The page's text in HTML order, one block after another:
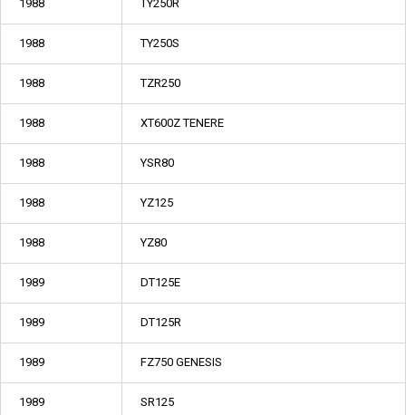
1988 TY250R
1988 TY250S
1988 TZR250
1988 XT600Z TENERE
1988 YSR80
1988 YZ125
1988 YZ80
1989 DT125E
1989 DT125R
1989 FZ750 GENESIS
1989 SR125